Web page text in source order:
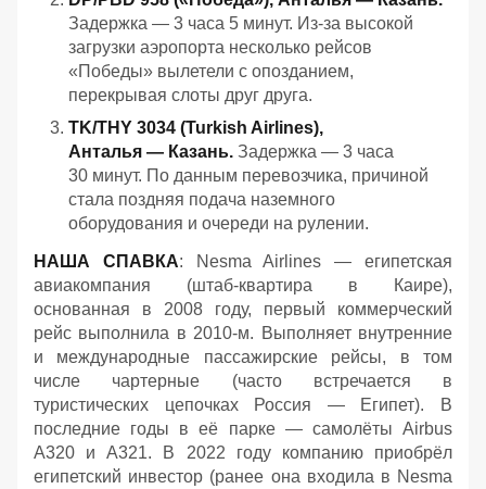
Задержка — 3 часа 5 минут. Из‑за высокой
загрузки аэропорта несколько рейсов
«Победы» вылетели с опозданием,
перекрывая слоты друг друга.
TK/THY 3034 (Turkish Airlines),
Анталья — Казань. Задержка — 3 часа
30 минут. По данным перевозчика, причиной
стала поздняя подача наземного
оборудования и очереди на рулении.
НАША СПАВКА: Nesma Airlines — египетская
авиакомпания (штаб-квартира в Каире),
основанная в 2008 году, первый коммерческий
рейс выполнила в 2010-м. Выполняет внутренние
и международные пассажирские рейсы, в том
числе чартерные (часто встречается в
туристических цепочках Россия — Египет). В
последние годы в её парке — самолёты Airbus
A320 и A321. В 2022 году компанию приобрёл
египетский инвестор (ранее она входила в Nesma